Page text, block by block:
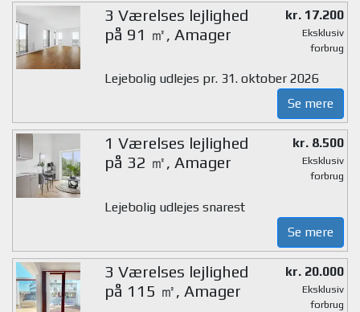
3 Værelses lejlighed
på 91 ㎡, Amager
kr. 17.200
Eksklusiv
forbrug
Lejebolig udlejes pr. 31. oktober 2026
Se mere
1 Værelses lejlighed
på 32 ㎡, Amager
kr. 8.500
Eksklusiv
forbrug
Lejebolig udlejes snarest
Se mere
3 Værelses lejlighed
på 115 ㎡, Amager
kr. 20.000
Eksklusiv
forbrug